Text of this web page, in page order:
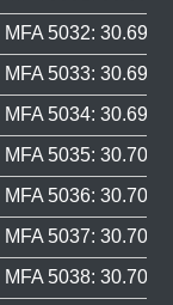
MFA 5032:
MFA 5033:
MFA 5034:
MFA 5035:
MFA 5036:
MFA 5037:
MFA 5038: